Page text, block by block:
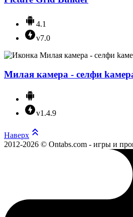
4.1
v7.0
Милая камера - cелфи
v1.4.9
Наверх
2012-2026 © Ontabs.com - игры и